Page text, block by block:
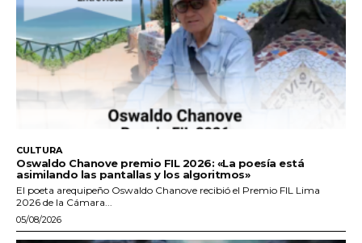
CULTURA
Oswaldo Chanove premio FIL 2026: «La poesía está
asimilando las pantallas y los algoritmos»
El poeta arequipeño Oswaldo Chanove recibió el Premio FIL Lima
2026 de la Cámara...
05/08/2026